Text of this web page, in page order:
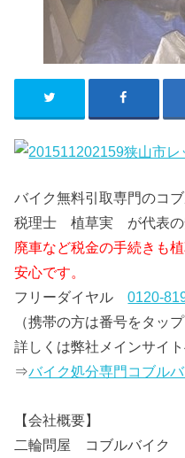
バイク無料引取専門のコブ
税理士 植草実 が代表の
廃車など税金の手続きも
安心です。
フリーダイヤル0120-
（携帯の方は番号をタップ
詳しくは弊社メインサイト
⇒バイク処分専門コブル
【会社概要】
二輪問屋 コブルバイク